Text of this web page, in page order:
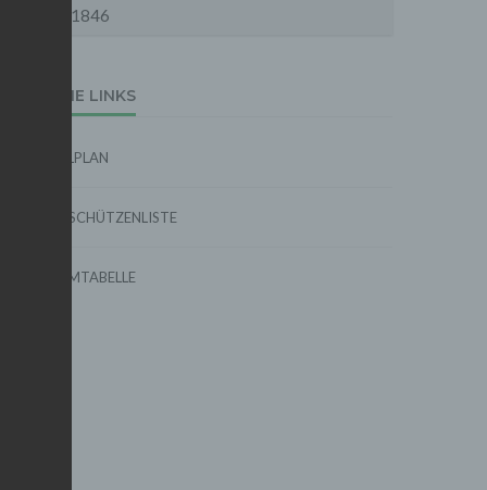
1846
EXTERNE LINKS
SPIELPLAN
TORSCHÜTZENLISTE
FORMTABELLE